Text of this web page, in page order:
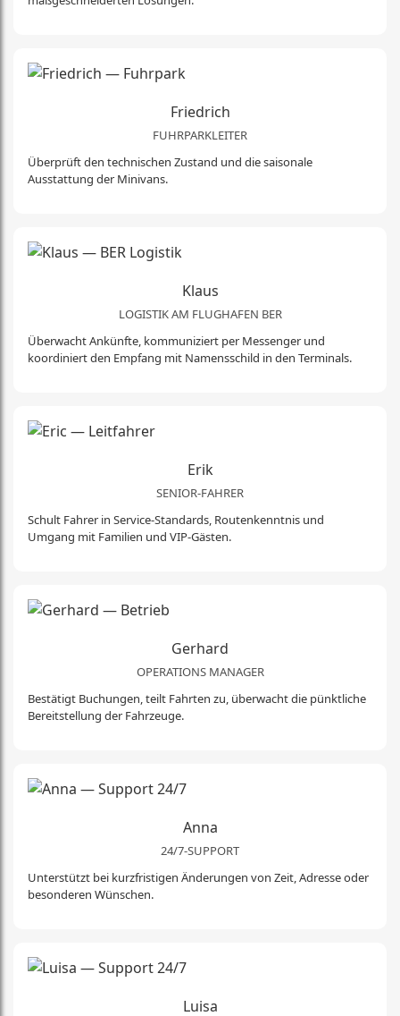
Friedrich
FUHRPARKLEITER
Überprüft den technischen Zustand und die saisonale
Ausstattung der Minivans.
Klaus
LOGISTIK AM FLUGHAFEN BER
Überwacht Ankünfte, kommuniziert per Messenger und
koordiniert den Empfang mit Namensschild in den Terminals.
Erik
SENIOR-FAHRER
Schult Fahrer in Service-Standards, Routenkenntnis und
Umgang mit Familien und VIP-Gästen.
Gerhard
OPERATIONS MANAGER
Bestätigt Buchungen, teilt Fahrten zu, überwacht die pünktliche
Bereitstellung der Fahrzeuge.
Anna
24/7-SUPPORT
Unterstützt bei kurzfristigen Änderungen von Zeit, Adresse oder
besonderen Wünschen.
Luisa